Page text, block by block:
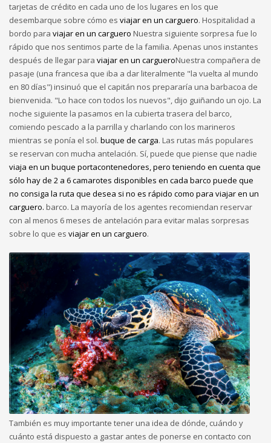
tarjetas de crédito en cada uno de los lugares en los que
desembarque sobre cómo es viajar en un carguero. Hospitalidad a
bordo para viajar en un carguero Nuestra siguiente sorpresa fue lo
rápido que nos sentimos parte de la familia. Apenas unos instantes
después de llegar para viajar en un cargueroNuestra compañera de
pasaje (una francesa que iba a dar literalmente "la vuelta al mundo
en 80 días") insinuó que el capitán nos prepararía una barbacoa de
bienvenida. "Lo hace con todos los nuevos", dijo guiñando un ojo. La
noche siguiente la pasamos en la cubierta trasera del barco,
comiendo pescado a la parrilla y charlando con los marineros
mientras se ponía el sol. buque de carga. Las rutas más populares
se reservan con mucha antelación. Sí, puede que piense que nadie
viaja en un buque portacontenedores, pero teniendo en cuenta que
sólo hay de 2 a 6 camarotes disponibles en cada barco puede que
no consiga la ruta que desea si no es rápido como para viajar en un
carguero. barco. La mayoría de los agentes recomiendan reservar
con al menos 6 meses de antelación para evitar malas sorpresas
sobre lo que es viajar en un carguero.
También es muy importante tener una idea de dónde, cuándo y
cuánto está dispuesto a gastar antes de ponerse en contacto con